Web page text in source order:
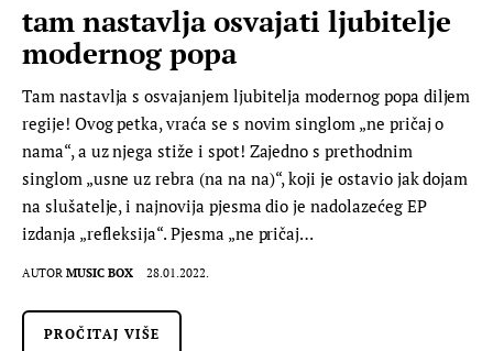
tam nastavlja osvajati ljubitelje
modernog popa
Tam nastavlja s osvajanjem ljubitelja modernog popa diljem
regije! Ovog petka, vraća se s novim singlom „ne pričaj o
nama“, a uz njega stiže i spot! Zajedno s prethodnim
singlom „usne uz rebra (na na na)“, koji je ostavio jak dojam
na slušatelje, i najnovija pjesma dio je nadolazećeg EP
izdanja „refleksija“. Pjesma „ne pričaj…
AUTOR MUSIC BOX 28.01.2022.
PROČITAJ VIŠE